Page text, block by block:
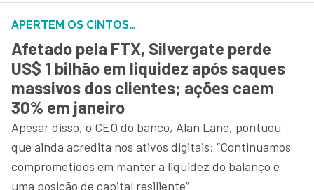
APERTEM OS CINTOS…
Afetado pela FTX, Silvergate perde
US$ 1 bilhão em liquidez após saques
massivos dos clientes; ações caem
30% em janeiro
Apesar disso, o CEO do banco, Alan Lane, pontuou
que ainda acredita nos ativos digitais: “Continuamos
comprometidos em manter a liquidez do balanço e
uma posição de capital resiliente”